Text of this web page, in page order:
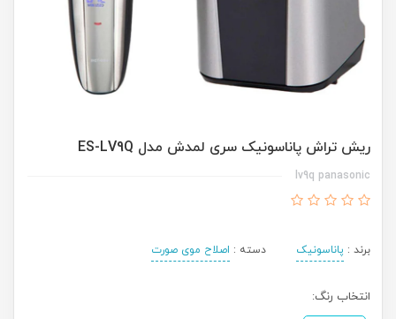
ریش تراش پاناسونیک سری لمدش مدل ES-LV9Q
lv9q panasonic
برند : پاناسونیک دسته : اصلاح موی صورت
انتخاب رنگ: